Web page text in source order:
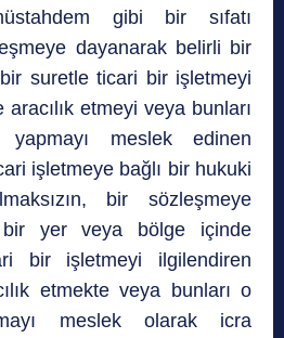
gibi bir sıfatı
dayanarak belirli bir
suretle ticari bir işletmeyi
etmeyi veya bunları
meslek edinen
işletmeye bağlı bir hukuki
bir sözleşmeye
bir yer veya bölge içinde
bir işletmeyi ilgilendiren
etmekte veya bunları o
meslek olarak icra